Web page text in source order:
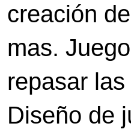
creación
mas.
repasar
Diseño de